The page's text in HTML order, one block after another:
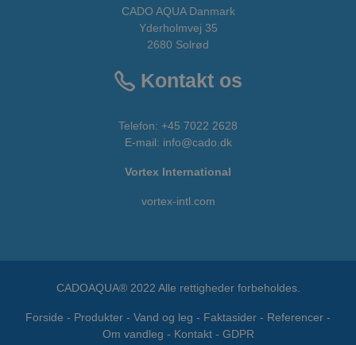
CADO AQUA Danmark
Yderholmvej 35
2680 Solrød
Kontakt os
Telefon: +45 7022 2628
E-mail: info@cado.dk
Vortex International
vortex-intl.com
CADOAQUA® 2022 Alle rettigheder forbeholdes.
Forside - Produkter - Vand og leg - Faktasider - Referencer -
Om vandleg - Kontakt- GDPR